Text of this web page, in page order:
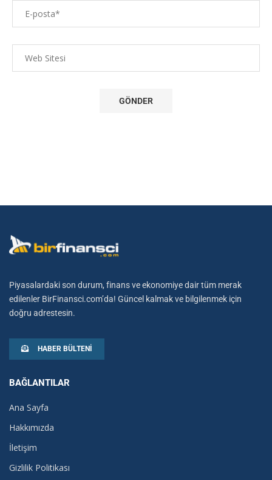
Piyasalardaki son durum, finans ve ekonomiye dair tüm merak
edilenler BirFinansci.com’da! Güncel kalmak ve bilgilenmek için
doğru adrestesin.
HABER BÜLTENI
BAĞLANTILAR
Ana Sayfa
Hakkımızda
İletişim
Gizlilik Politikası